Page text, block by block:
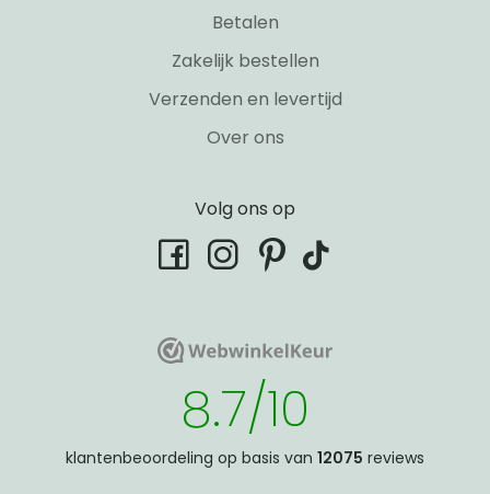
Betalen
Zakelijk bestellen
Verzenden en levertijd
Over ons
Volg ons op
facebookinstagram
pinterest
tiktok
WebwinkelKeurWebwinkelKeur
8.7/10
klantenbeoordeling op basis van 12075 reviews